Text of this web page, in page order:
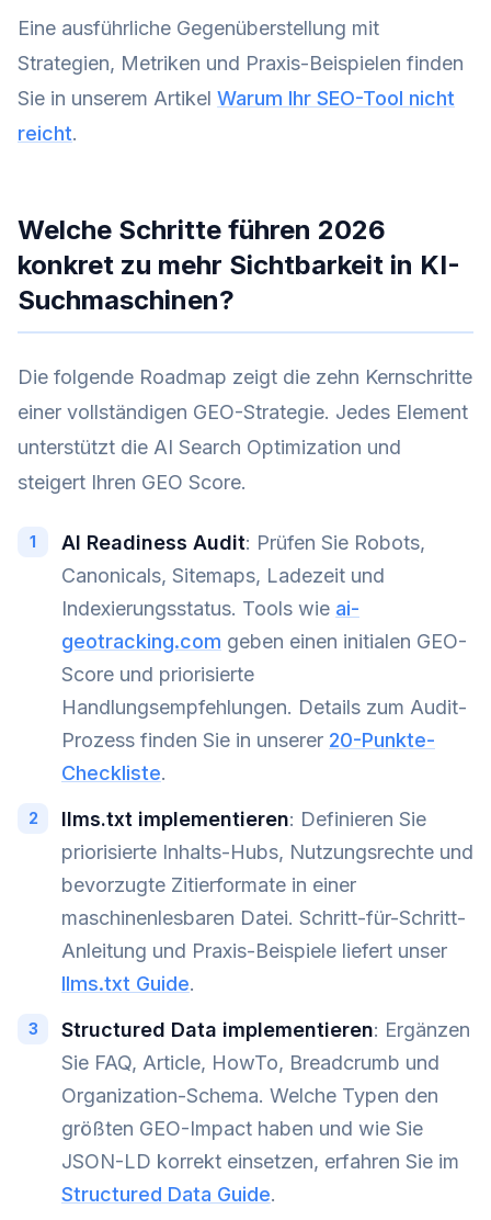
Eine ausführliche Gegenüberstellung mit
Strategien, Metriken und Praxis-Beispielen finden
Sie in unserem Artikel Warum Ihr SEO-Tool nicht
reicht.
Welche Schritte führen 2026
konkret zu mehr Sichtbarkeit in KI-
Suchmaschinen?
Die folgende Roadmap zeigt die zehn Kernschritte
einer vollständigen GEO-Strategie. Jedes Element
unterstützt die AI Search Optimization und
steigert Ihren GEO Score.
AI Readiness Audit: Prüfen Sie Robots,
Canonicals, Sitemaps, Ladezeit und
Indexierungsstatus. Tools wie ai-
geotracking.com geben einen initialen GEO-
Score und priorisierte
Handlungsempfehlungen. Details zum Audit-
Prozess finden Sie in unserer 20-Punkte-
Checkliste.
llms.txt implementieren: Definieren Sie
priorisierte Inhalts-Hubs, Nutzungsrechte und
bevorzugte Zitierformate in einer
maschinenlesbaren Datei. Schritt-für-Schritt-
Anleitung und Praxis-Beispiele liefert unser
llms.txt Guide.
Structured Data implementieren: Ergänzen
Sie FAQ, Article, HowTo, Breadcrumb und
Organization-Schema. Welche Typen den
größten GEO-Impact haben und wie Sie
JSON-LD korrekt einsetzen, erfahren Sie im
Structured Data Guide.